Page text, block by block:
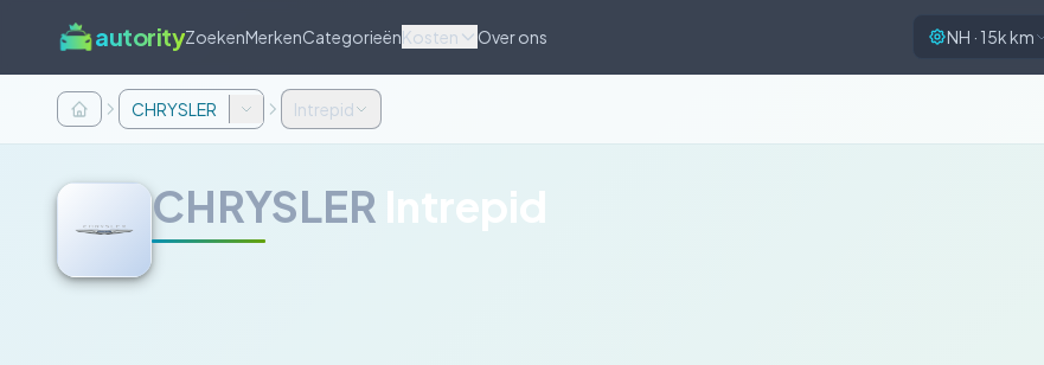
autorityZoekenMerkenCategorieënKosten Over ons NH · 15k km
CHRYSLER Intrepid
CHRYSLER Intrepid